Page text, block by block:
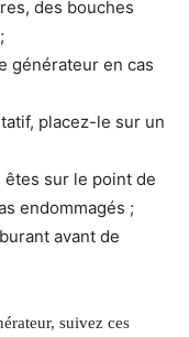
des bouches
générateur en cas
placez-le sur un
sur le point de
endommagés ;
avant de
suivez ces